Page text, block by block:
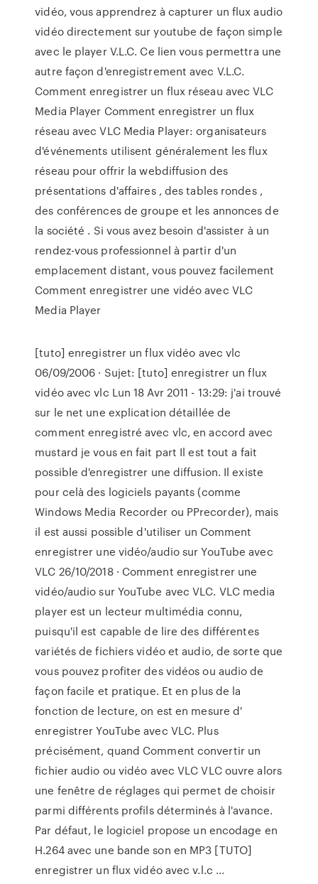
vidéo, vous apprendrez à capturer un flux audio
vidéo directement sur youtube de façon simple
avec le player V.L.C. Ce lien vous permettra une
autre façon d'enregistrement avec V.L.C.
Comment enregistrer un flux réseau avec VLC
Media Player Comment enregistrer un flux
réseau avec VLC Media Player: organisateurs
d'événements utilisent généralement les flux
réseau pour offrir la webdiffusion des
présentations d'affaires , des tables rondes ,
des conférences de groupe et les annonces de
la société . Si vous avez besoin d'assister à un
rendez-vous professionnel à partir d'un
emplacement distant, vous pouvez facilement
Comment enregistrer une vidéo avec VLC
Media Player
[tuto] enregistrer un flux vidéo avec vlc
06/09/2006 · Sujet: [tuto] enregistrer un flux
vidéo avec vlc Lun 18 Avr 2011 - 13:29: j'ai trouvé
sur le net une explication détaillée de
comment enregistré avec vlc, en accord avec
mustard je vous en fait part Il est tout a fait
possible d'enregistrer une diffusion. Il existe
pour celà des logiciels payants (comme
Windows Media Recorder ou PPrecorder), mais
il est aussi possible d'utiliser un Comment
enregistrer une vidéo/audio sur YouTube avec
VLC 26/10/2018 · Comment enregistrer une
vidéo/audio sur YouTube avec VLC. VLC media
player est un lecteur multimédia connu,
puisqu'il est capable de lire des différentes
variétés de fichiers vidéo et audio, de sorte que
vous pouvez profiter des vidéos ou audio de
façon facile et pratique. Et en plus de la
fonction de lecture, on est en mesure d'
enregistrer YouTube avec VLC. Plus
précisément, quand Comment convertir un
fichier audio ou vidéo avec VLC VLC ouvre alors
une fenêtre de réglages qui permet de choisir
parmi différents profils déterminés à l'avance.
Par défaut, le logiciel propose un encodage en
H.264 avec une bande son en MP3 [TUTO]
enregistrer un flux vidéo avec v.l.c ...